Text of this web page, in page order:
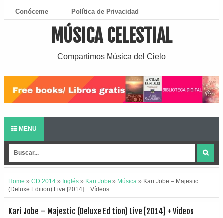
Conóceme Política de Privacidad
¿Cómo Descargar?MÚSICA CELESTIAL
Compartimos Música del Cielo
MENU
Home » CD 2014 » Inglés » Kari Jobe » Música » Kari Jobe – Majestic
(Deluxe Edition) Live [2014] + Vídeos
Kari Jobe – Majestic (Deluxe Edition) Live [2014] + Vídeos